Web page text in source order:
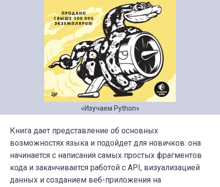
«Изучаем Python»
Книга дает представление об основных
возможностях языка и подойдет для новичков: она
начинается с написания самых простых фрагментов
кода и заканчивается работой с API, визуализацией
данных и созданием веб-приложения на